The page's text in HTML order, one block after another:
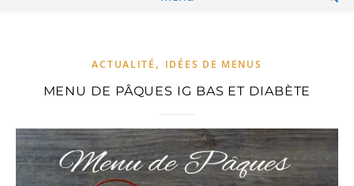
ACTUALITÉ , IDÉES DE MENUS
MENU DE PÂQUES IG BAS ET DIABÈTE